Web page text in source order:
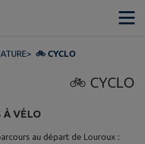
> 🚲 CYCLO
🚲 CYCLO
À VÉLO
au départ de Louroux :